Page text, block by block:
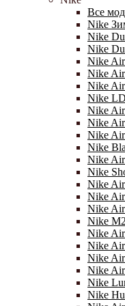
Все
Nike
Nike
Nike
Nike
Nike
Nike
Nike
Nike
Nike
Nike
Nike
Nike
Nike
Nike Air
Nike
Nike
Nike
Nike
Nike
Nike
Nike
Nike
Nike